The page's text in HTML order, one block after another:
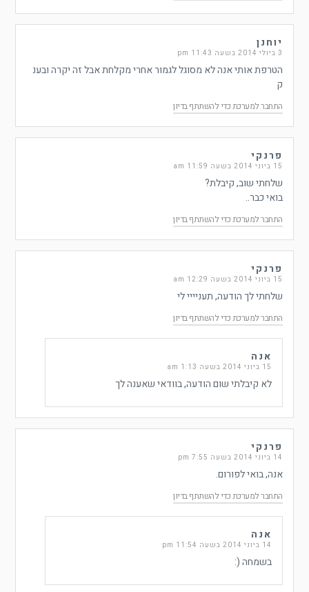
יוחנן
3 ביולי 2014 בשעה 11:43 pm
הטרפת אותי אנה לא מסוגל לגמור אחרי מקלחת אבל זה יקרה ובענ
ק
התחבר למערכת כדי להשתתף בדיון
פרנקי
15 ביוני 2014 בשעה 11:59 am
שלחתי שוב, קיבלת?
בואי כבר..
התחבר למערכת כדי להשתתף בדיון
פרנקי
15 ביוני 2014 בשעה 12:29 am
שלחתי לך הודעה, תעניייי לי
התחבר למערכת כדי להשתתף בדיון
אנה
15 ביוני 2014 בשעה 1:13 am
לא קיבלתי שום הודעה, בוודאי שאענה לך
פרנקי
14 ביוני 2014 בשעה 7:55 pm
אנה, בואי לפורום.
התחבר למערכת כדי להשתתף בדיון
אנה
14 ביוני 2014 בשעה 11:54 pm
בשמחה (: